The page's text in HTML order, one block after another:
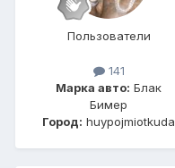
Пользователи
141
Марка авто: Блак
Бимер
Город: huypojmiotkuda